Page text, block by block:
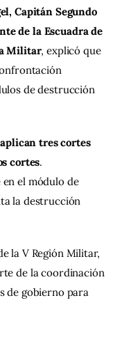
Capitán Segundo
de la Escuadra de
Militar, explicó que
de destrucción
tres cortes
cortes.
el módulo de
la destrucción
la V Región Militar,
de la coordinación
de gobierno para